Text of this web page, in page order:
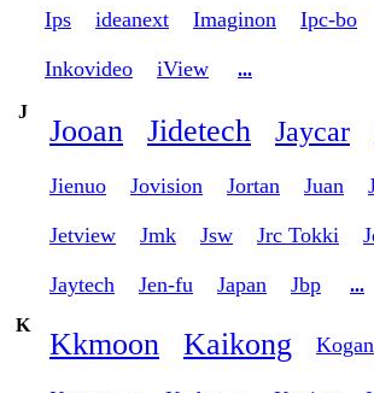
Ips ideanext Imaginon Ipc-bo
Inkovideo iView ...
J
Jooan Jidetech Jaycar
Jienuo Jovision Jortan Juan
Jetview Jmk Jsw Jrc Tokki
Jaytech Jen-fu Japan Jbp
...
K
Kkmoon Kaikong Kogan